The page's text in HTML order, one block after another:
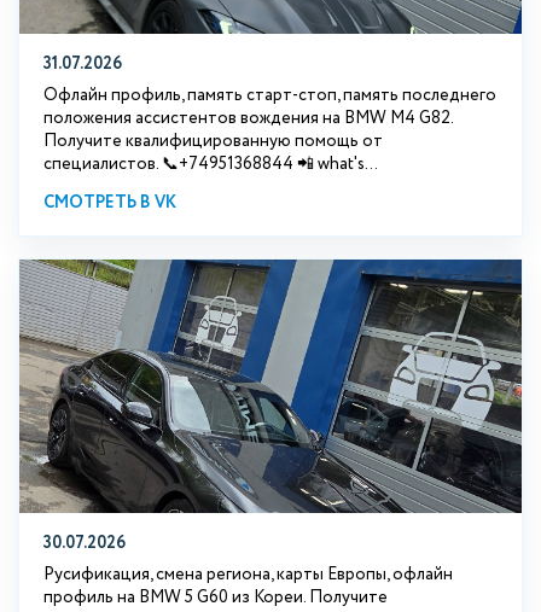
31.07.2026
Офлайн профиль, память старт-стоп, память последнего
положения ассистентов вождения на BMW М4 G82.
Получите квалифицированную помощь от
специалистов. 📞+74951368844 📲 what's...
СМОТРЕТЬ В VK
30.07.2026
Русификация, смена региона, карты Европы, офлайн
профиль на BMW 5 G60 из Кореи. Получите